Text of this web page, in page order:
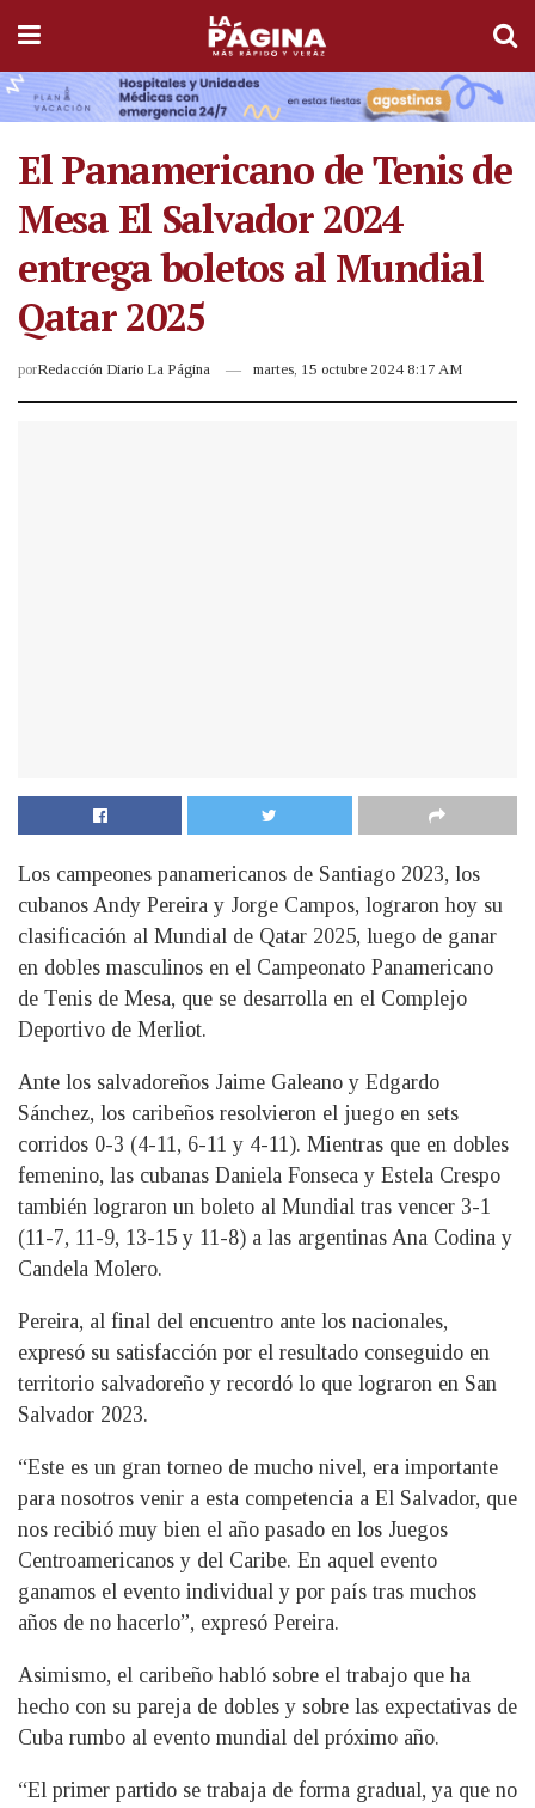
El Panamericano de Tenis de
Mesa El Salvador 2024
entrega boletos al Mundial
Qatar 2025
porRedacción Diario La Página martes, 15 octubre 2024 8:17 AM
Los campeones panamericanos de Santiago 2023, los
cubanos Andy Pereira y Jorge Campos, lograron hoy su
clasificación al Mundial de Qatar 2025, luego de ganar
en dobles masculinos en el Campeonato Panamericano
de Tenis de Mesa, que se desarrolla en el Complejo
Deportivo de Merliot.
Ante los salvadoreños Jaime Galeano y Edgardo
Sánchez, los caribeños resolvieron el juego en sets
corridos 0-3 (4-11, 6-11 y 4-11). Mientras que en dobles
femenino, las cubanas Daniela Fonseca y Estela Crespo
también lograron un boleto al Mundial tras vencer 3-1
(11-7, 11-9, 13-15 y 11-8) a las argentinas Ana Codina y
Candela Molero.
Pereira, al final del encuentro ante los nacionales,
expresó su satisfacción por el resultado conseguido en
territorio salvadoreño y recordó lo que lograron en San
Salvador 2023.
“Este es un gran torneo de mucho nivel, era importante
para nosotros venir a esta competencia a El Salvador, que
nos recibió muy bien el año pasado en los Juegos
Centroamericanos y del Caribe. En aquel evento
ganamos el evento individual y por país tras muchos
años de no hacerlo”, expresó Pereira.
Asimismo, el caribeño habló sobre el trabajo que ha
hecho con su pareja de dobles y sobre las expectativas de
Cuba rumbo al evento mundial del próximo año.
“El primer partido se trabaja de forma gradual, ya que no